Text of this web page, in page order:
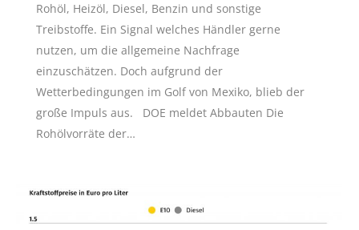
Rohöl, Heizöl, Diesel, Benzin und sonstige
Treibstoffe. Ein Signal welches Händler gerne
nutzen, um die allgemeine Nachfrage
einzuschätzen. Doch aufgrund der
Wetterbedingungen im Golf von Mexiko, blieb der
große Impuls aus. DOE meldet Abbauten Die
Rohölvorräte der…